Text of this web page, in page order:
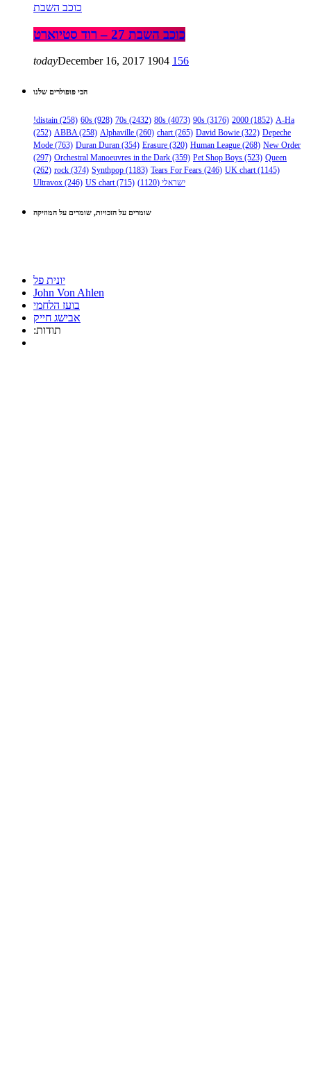
כוכב השבת
כוכב השבת 27 – רוד סטיוארט
todayDecember 16, 2017 1904 156
הכי פופולרים שלנו
!distain (258) 60s (928) 70s (2432) 80s (4073) 90s (3176) 2000 (1852) A-Ha
(252) ABBA(258) Alphaville (260) chart(265) David Bowie (322) Depeche
Mode (763) Duran Duran (354) Erasure (320) Human League (268) New Order
(297) Orchestral Manoeuvres in the Dark (359) Pet Shop Boys (523) Queen
(262) rock (374) Synthpop (1183) Tears For Fears (246) UK chart(1145)
Ultravox (246) US chart(715) ישראלי (1120)
שומרים על הזכויות, שומרים על המוזיקה
יונית פל
John Von Ahlen
בועז הלחמי
אבישג חייק
:תודות